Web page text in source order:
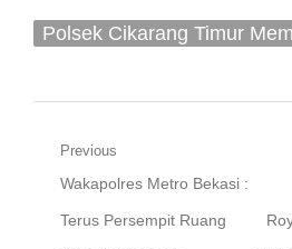
Polsek Cikarang Timur
Navigasi
pos
Previous
Previous
post:
Wakapolres Metro Bekasi :
Terus Persempit Ruang